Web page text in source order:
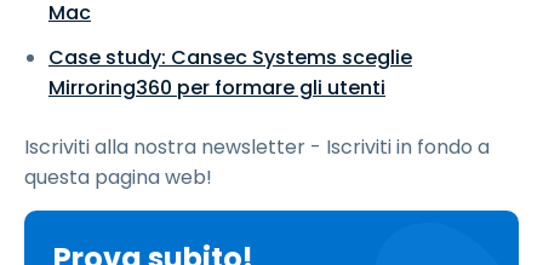
Mac
Case study: Cansec Systems sceglie
Mirroring360 per formare gli utenti
Iscriviti alla nostra newsletter - Iscriviti in fondo a
questa pagina web!